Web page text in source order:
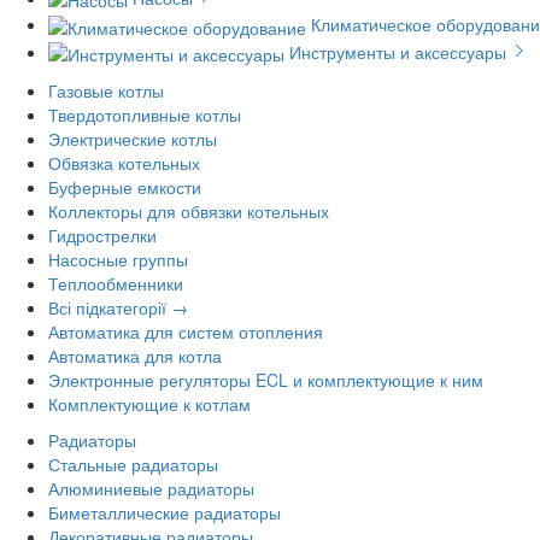
Климатическое
Инструменты и аксессуары
Газовые котлы
Твердотопливные котлы
Электрические котлы
Обвязка котельных
Буферные емкости
Коллекторы для обвязки котельных
Гидрострелки
Насосные группы
Теплообменники
Всі підкатегорії →
Автоматика для систем отопления
Автоматика для котла
Электронные регуляторы ECL и комплектующие к ним
Комплектующие к котлам
Радиаторы
Стальные радиаторы
Алюминиевые радиаторы
Биметаллические радиаторы